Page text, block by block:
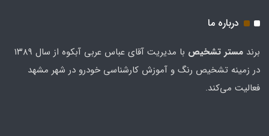
درباره ما
برند مستر تشخيص
با مدیریت آقای عباس عربی آبکوه از سال ۱۳۸۹
در زمینه تشخیص رنگ و آموزش کارشناسی خودرو در شهر مشهد
فعالیت می‌کند.